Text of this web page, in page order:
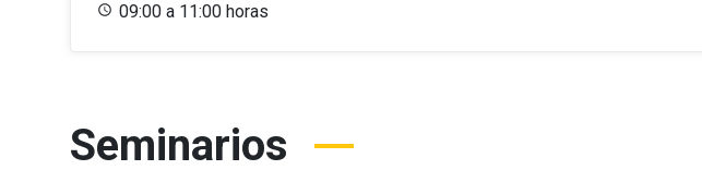
09:00 a 11:00 horas
Seminarios